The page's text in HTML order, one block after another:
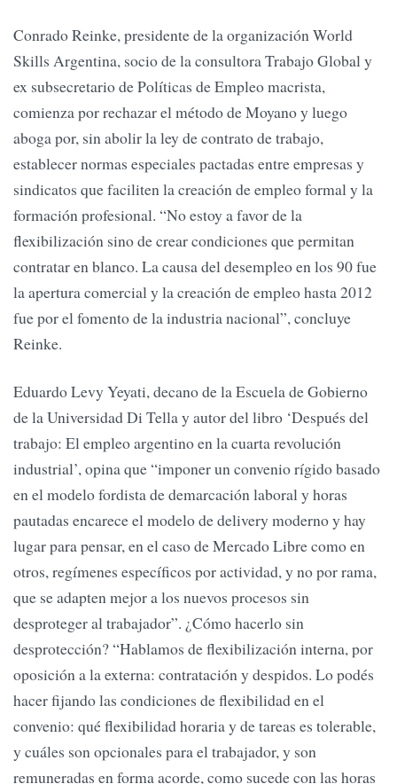
Conrado Reinke, presidente de la organización World
Skills Argentina, socio de la consultora Trabajo Global y
ex subsecretario de Políticas de Empleo macrista,
comienza por rechazar el método de Moyano y luego
aboga por, sin abolir la ley de contrato de trabajo,
establecer normas especiales pactadas entre empresas y
sindicatos que faciliten la creación de empleo formal y la
formación profesional. “No estoy a favor de la
flexibilización sino de crear condiciones que permitan
contratar en blanco. La causa del desempleo en los 90 fue
la apertura comercial y la creación de empleo hasta 2012
fue por el fomento de la industria nacional”, concluye
Reinke.
Eduardo Levy Yeyati, decano de la Escuela de Gobierno
de la Universidad Di Tella y autor del libro ‘Después del
trabajo: El empleo argentino en la cuarta revolución
industrial’, opina que “imponer un convenio rígido basado
en el modelo fordista de demarcación laboral y horas
pautadas encarece el modelo de delivery moderno y hay
lugar para pensar, en el caso de Mercado Libre como en
otros, regímenes específicos por actividad, y no por rama,
que se adapten mejor a los nuevos procesos sin
desproteger al trabajador”. ¿Cómo hacerlo sin
desprotección? “Hablamos de flexibilización interna, por
oposición a la externa: contratación y despidos. Lo podés
hacer fijando las condiciones de flexibilidad en el
convenio: qué flexibilidad horaria y de tareas es tolerable,
y cuáles son opcionales para el trabajador, y son
remuneradas en forma acorde, como sucede con las horas